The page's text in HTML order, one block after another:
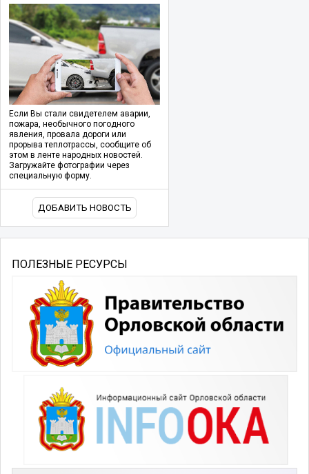
Если Вы стали свидетелем аварии,
пожара, необычного погодного
явления, провала дороги или
прорыва теплотрассы, сообщите об
этом в ленте народных новостей.
Загружайте фотографии через
специальную форму.
ДОБАВИТЬ НОВОСТЬ
ПОЛЕЗНЫЕ РЕСУРСЫ